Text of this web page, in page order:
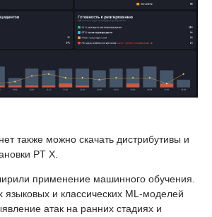
также можно скачать дистрибутивы и
PT X.
применение машинного обучения.
и классических ML-моделей
атак на ранних стадиях и